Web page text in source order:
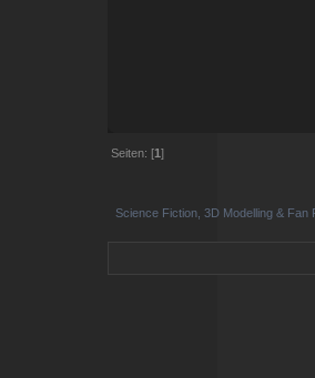
Seiten: [1]
Science Fiction, 3D Modelling & Fan